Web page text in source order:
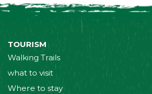
TOURISM
Walking Trails
what to visit
Where to stay